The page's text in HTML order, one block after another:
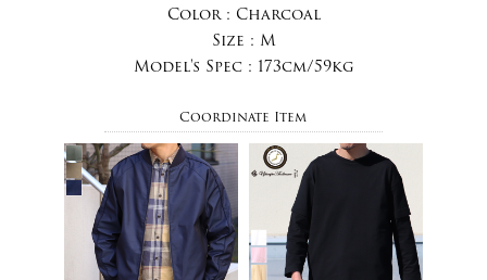
Color : Charcoal
Size : M
Model's Spec : 173cm/59kg
Coordinate Item